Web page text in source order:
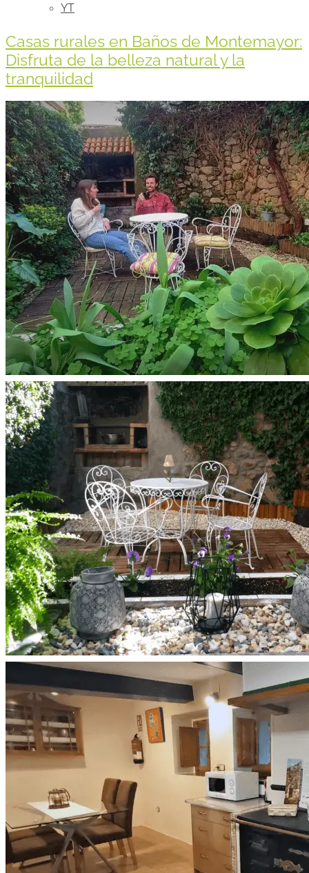
YT
Casas rurales en Baños de Montemayor:
Disfruta de la belleza natural y la
tranquilidad